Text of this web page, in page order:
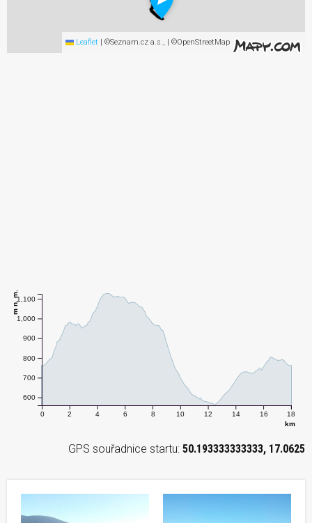
Leaflet | ©Seznam.cz a.s., | ©OpenStreetMap
0 2 4 6 8 10 12 14 16 18
km
600
700
800
900
1,000
1,100
m n. m.
GPS souřadnice startu: 50.193333333333, 17.0625